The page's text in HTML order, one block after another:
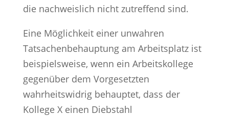
die nachweislich nicht zutreffend sind.
Eine Möglichkeit einer unwahren
Tatsachenbehauptung am Arbeitsplatz ist
beispielsweise, wenn ein Arbeitskollege
gegenüber dem Vorgesetzten
wahrheitswidrig behauptet, dass der
Kollege X einen Diebstahl